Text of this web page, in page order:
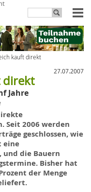
kauft direkt
27.07.2007
direkt
Jahre
Seit 2006 werden
geschlossen, wie
eine
und die Bauern
Bisher hat
der Menge